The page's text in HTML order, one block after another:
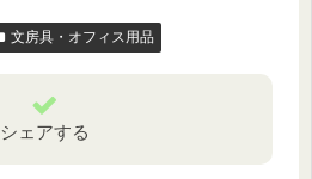
文房具・オフィス用品
シェアする